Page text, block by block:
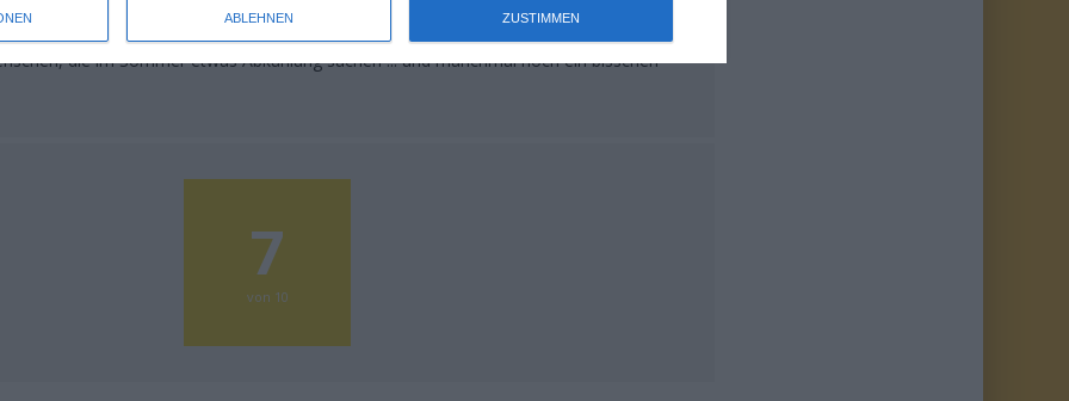
ABLEHNEN ZUSTIMMEN
die im Sommer etwas Abkühlung suchen ... und manchmal noch ein bisschen
7
von 10